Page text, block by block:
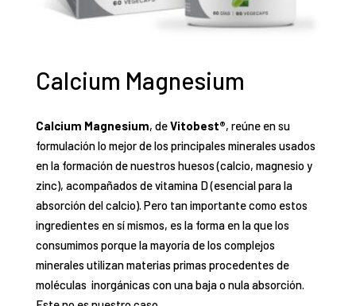
Calcium Magnesium
Calcium Magnesium, deVitobest®, reúne en su
formulación lo mejor de los principales minerales usados
en la formación de nuestros huesos (calcio, magnesio y
zinc), acompañados de vitamina D (esencial para la
absorción del calcio). Pero tan importante como estos
ingredientes en sí mismos, es la forma en la que los
consumimos porque la mayoría de los complejos
minerales utilizan materias primas procedentes de
moléculas inorgánicas con una baja o nula absorción.